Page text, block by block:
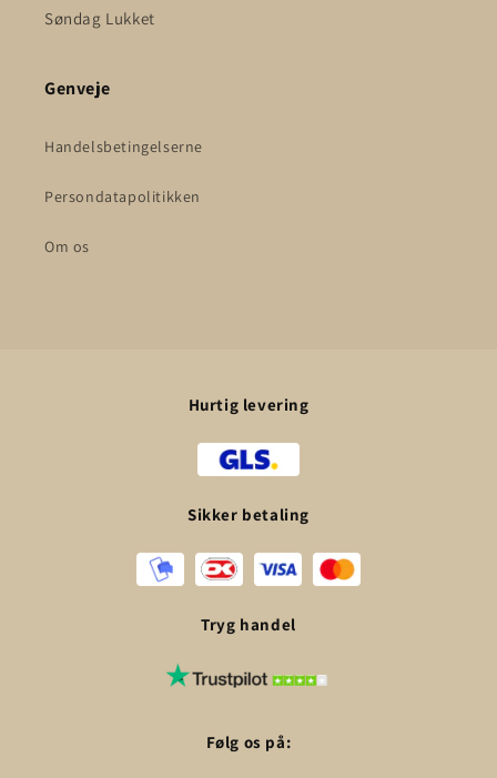
Søndag Lukket
Genveje
Handelsbetingelserne
Persondatapolitikken
Om os
Hurtig levering
Sikker betaling
Tryg handel
Følg os på: